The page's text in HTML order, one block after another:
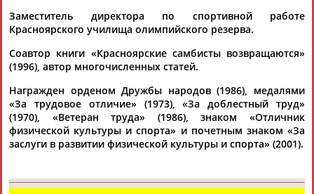
Камалудин
АБДУЛДАУДОВАБДУЛЖАЛИЛОВАБДУЛКАГИРОВАБДУЛЛАЕВ
ЕЩЁ ПЕРСОНЫ
Заместитель директора по спортивной работе
Красноярского училища олимпийского резерва.
Соавтор книги «Красноярские самбисты возвращаются»
(1996), автор многочисленных статей.
Награжден орденом Дружбы народов (1986), медалями
«За трудовое отличие» (1973), «За доблестный труд»
(1970), «Ветеран труда» (1986), знаком «Отличник
физической культуры и спорта» и почетным знаком «За
заслуги в развитии физической культуры и спорта» (2001).